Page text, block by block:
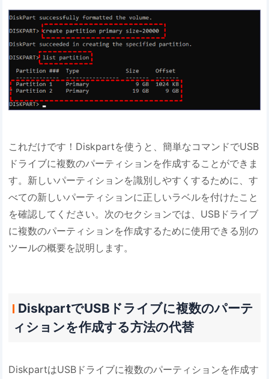
これだけです！Diskpartを使うと、簡単なコマンドでUSB
ドライブに複数のパーティションを作成することができま
す。新しいパーティションを識別しやすくするために、す
べての新しいパーティションに正しいラベルを付けたこと
を確認してください。次のセクションでは、USBドライブ
に複数のパーティションを作成するために使用できる別の
ツールの概要を説明します。
DiskpartでUSBドライブに複数のパーテ
ィションを作成する方法の代替
DiskpartはUSBドライブに複数のパーティションを作成す